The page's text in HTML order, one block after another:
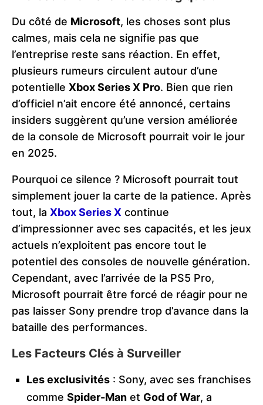
Du côté de Microsoft, les choses sont plus
calmes, mais cela ne signifie pas que
l’entreprise reste sans réaction. En effet,
plusieurs rumeurs circulent autour d’une
potentielle Xbox Series X Pro. Bien que rien
d’officiel n’ait encore été annoncé, certains
insiders suggèrent qu’une version améliorée
de la console de Microsoft pourrait voir le jour
en 2025.
Pourquoi ce silence ? Microsoft pourrait tout
simplement jouer la carte de la patience. Après
tout, la Xbox Series X continue
d’impressionner avec ses capacités, et les jeux
actuels n’exploitent pas encore tout le
potentiel des consoles de nouvelle génération.
Cependant, avec l’arrivée de la PS5 Pro,
Microsoft pourrait être forcé de réagir pour ne
pas laisser Sony prendre trop d’avance dans la
bataille des performances​.
Les Facteurs Clés à Surveiller
Les exclusivités : Sony, avec ses franchises
comme Spider-Man et God of War, a